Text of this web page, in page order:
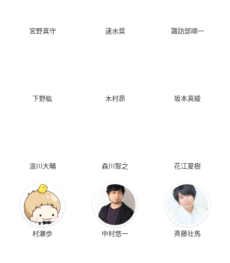
宮野真守 速水奨 諏訪部順一
下野紘 木村昴 坂本真綾
浪川大輔 森川智之 花江夏樹
村瀬歩 中村悠一 斉藤壮馬